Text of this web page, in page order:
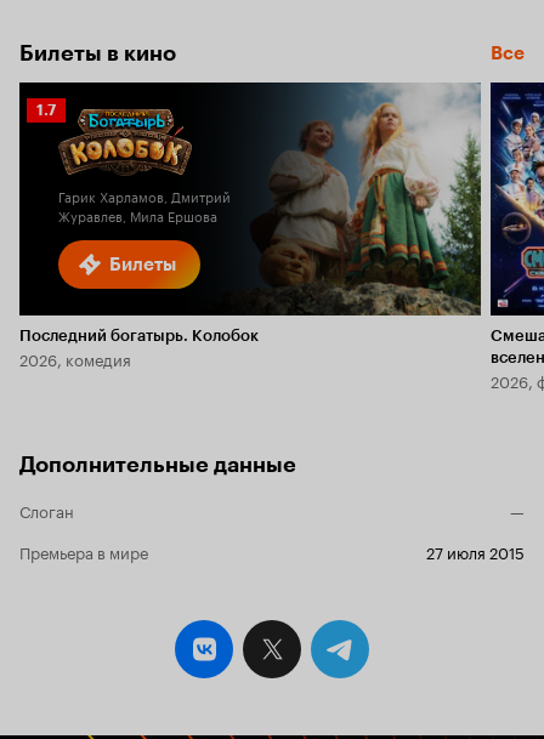
Билеты в кино Все
Билеты
Рейтинг
Кинопоиска
1.7
Гарик Харламов, Дмитрий
Журавлев, Мила Ершова
Последний богатырь. Колобок
2026, комедия
2026,
Дополнительные данные
Слоган
—
Премьера в мире
27 июля 2015